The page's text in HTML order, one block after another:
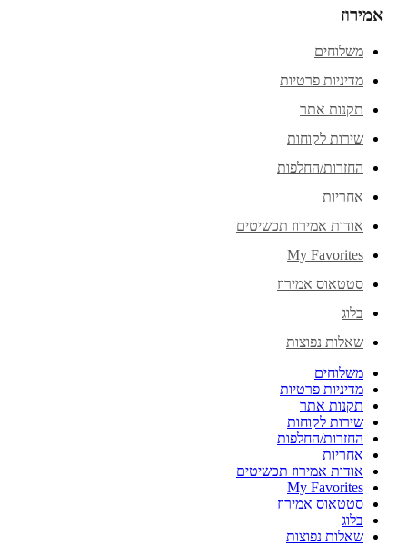
אמירוז
משלוחים
מדיניות פרטיות
תקנות אתר
שירות לקוחות
החזרות/החלפות
אחריות
אודות אמירוז תכשיטים
My Favorites
סטטאוס אמירוז
בלוג
שאלות נפוצות
משלוחים
מדיניות פרטיות
תקנות אתר
שירות לקוחות
החזרות/החלפות
אחריות
אודות אמירוז תכשיטים
My Favorites
סטטאוס אמירוז
בלוג
שאלות נפוצות